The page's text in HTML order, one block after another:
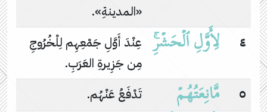
«المدينةِ».
٤
لِأَوَّلِ ٱلۡحَشۡرِۚ
عِنْدَ أَوَّلِ جَمْعِهِم لِلْخُرُوجِ
مِن جَزِيرةِ العَرَبِ.
٥
مَّانِعَتُهُمۡ
تَدْفَعُ عَنْهُم.